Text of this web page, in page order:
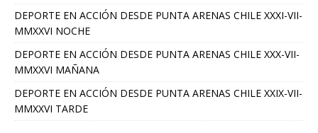
DEPORTE EN ACCIÓN DESDE PUNTA ARENAS CHILE XXXI-VII-
MMXXVI NOCHE
DEPORTE EN ACCIÓN DESDE PUNTA ARENAS CHILE XXX-VII-
MMXXVI MAÑANA
DEPORTE EN ACCIÓN DESDE PUNTA ARENAS CHILE XXIX-VII-
MMXXVI TARDE